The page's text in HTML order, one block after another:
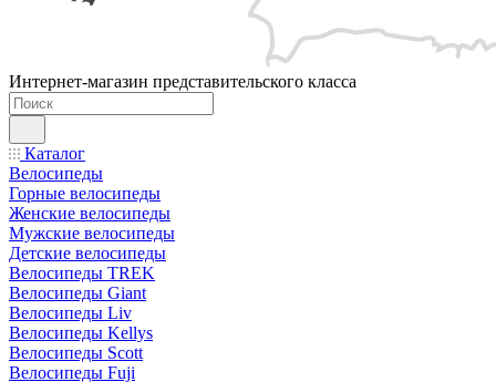
Интернет-магазин представительского класса
Каталог
Велосипеды
Горные велосипеды
Женские велосипеды
Мужские велосипеды
Детские велосипеды
Велосипеды TREK
Велосипеды Giant
Велосипеды Liv
Велосипеды Kellys
Велосипеды Scott
Велосипеды Fuji